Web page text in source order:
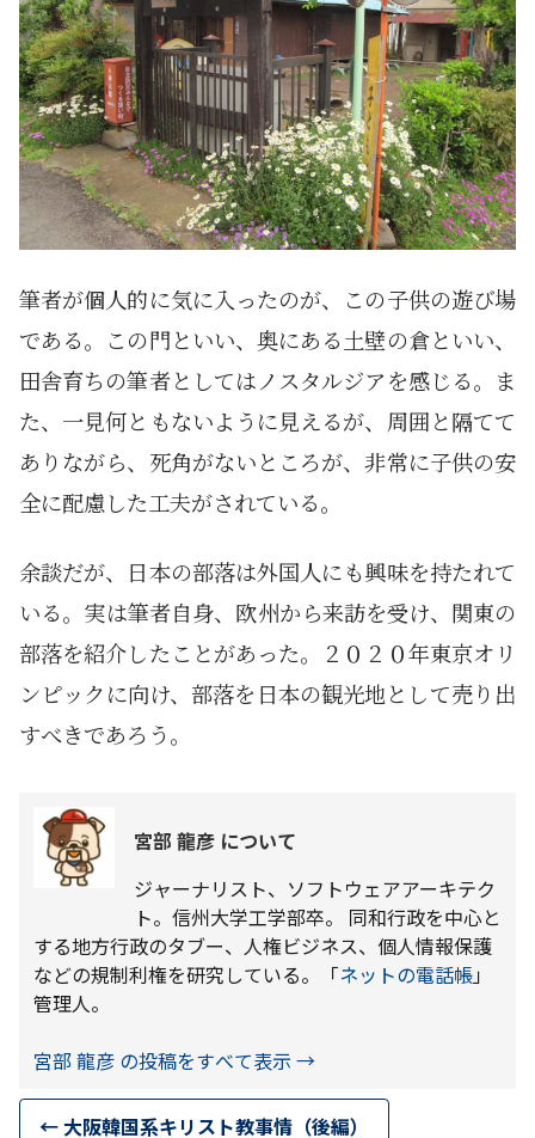
筆者が個人的に気に入ったのが、この子供の遊び場
である。この門といい、奥にある土壁の倉といい、
田舎育ちの筆者としてはノスタルジアを感じる。ま
た、一見何ともないように見えるが、周囲と隔てて
ありながら、死角がないところが、非常に子供の安
全に配慮した工夫がされている。
余談だが、日本の部落は外国人にも興味を持たれて
いる。実は筆者自身、欧州から来訪を受け、関東の
部落を紹介したことがあった。２０２０年東京オリ
ンピックに向け、部落を日本の観光地として売り出
すべきであろう。
宮部 龍彦 について
ジャーナリスト、ソフトウェアアーキテク
ト。信州大学工学部卒。 同和行政を中心と
する地方行政のタブー、人権ビジネス、個人情報保護
などの規制利権を研究している。「ネットの電話帳」
管理人。
宮部 龍彦 の投稿をすべて表示 →
←大阪韓国系キリスト教事情（後編）